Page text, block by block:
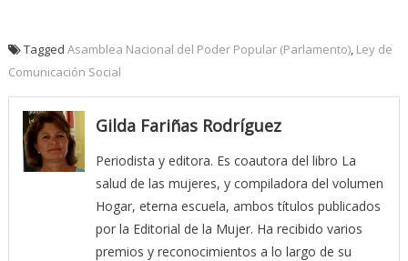
Tagged Asamblea Nacional del Poder Popular (Parlamento), Ley de
Comunicación Social
Gilda Fariñas Rodríguez
Periodista y editora. Es coautora del libro La
salud de las mujeres, y compiladora del volumen
Hogar, eterna escuela, ambos títulos publicados
por la Editorial de la Mujer. Ha recibido varios
premios y reconocimientos a lo largo de su